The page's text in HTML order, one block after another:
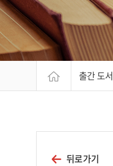
출간 도서
뒤로가기